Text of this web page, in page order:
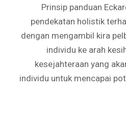
Prinsip panduan
pendekatan holistik
dengan mengambil kira
individu ke arah
kesejahteraan yang
individu untuk mencapai